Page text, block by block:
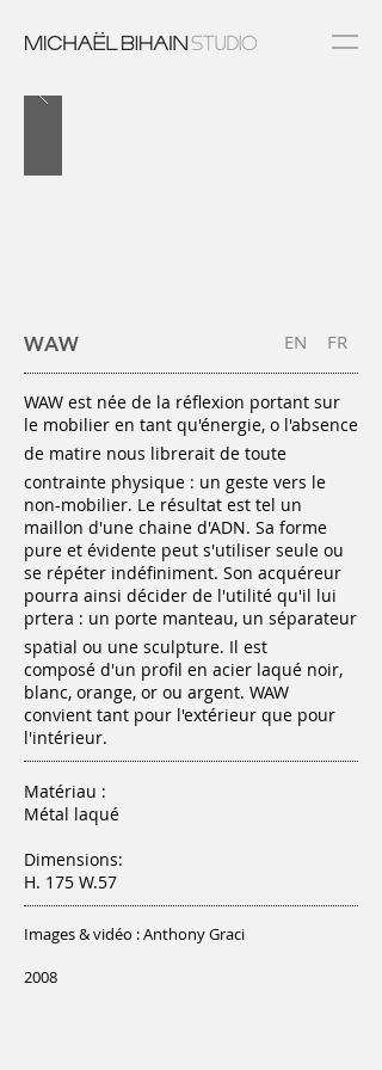
WAW EN FR
WAW est née de la réflexion portant sur
le mobilier en tant qu'énergie, o l'absence
de matire nous librerait de toute
contrainte physique : un geste vers le
non-mobilier. Le résultat est tel un
maillon d'une chaine d'ADN. Sa forme
pure et évidente peut s'utiliser seule ou
se répéter indéfiniment. Son acquéreur
pourra ainsi décider de l'utilité qu'il lui
prtera : un porte manteau, un séparateur
spatial ou une sculpture. Il est
composé d'un profil en acier laqué noir,
blanc, orange, or ou argent. WAW
convient tant pour l'extérieur que pour
l'intérieur.
Matériau :
Métal laqué
Dimensions:
H. 175 W.57
Images & vidéo : Anthony Graci
2008